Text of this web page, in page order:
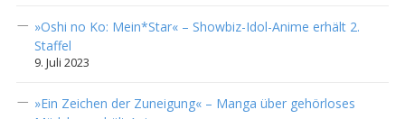
»Oshi no Ko: Mein*Star« – Showbiz-Idol-Anime erhält 2.
Staffel
9. Juli 2023
»Ein Zeichen der Zuneigung« – Manga über gehörloses